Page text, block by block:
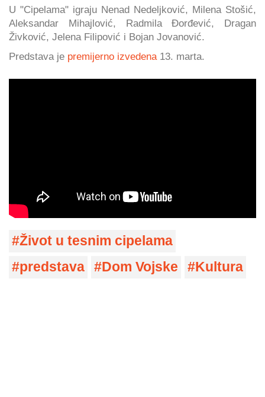
U "Cipelama" igraju Nenad Nedeljković, Milena Stošić,
Aleksandar Mihajlović, Radmila Đorđević, Dragan
Živković, Jelena Filipović i Bojan Jovanović.
Predstava je premijerno izvedena 13. marta.
Život u tesnim cipelama
predstava
Dom Vojske Kultura